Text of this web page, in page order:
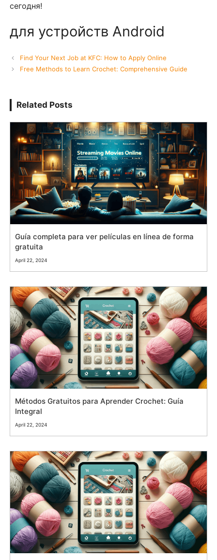
сегодня!
для устройств Android
Find Your Next Job at KFC: How to Apply Online
Free Methods to Learn Crochet: Comprehensive Guide
Related Posts
Guía completa para ver películas en línea de forma
gratuita
April 22, 2024
Métodos Gratuitos para Aprender Crochet: Guía
Integral
April 22, 2024